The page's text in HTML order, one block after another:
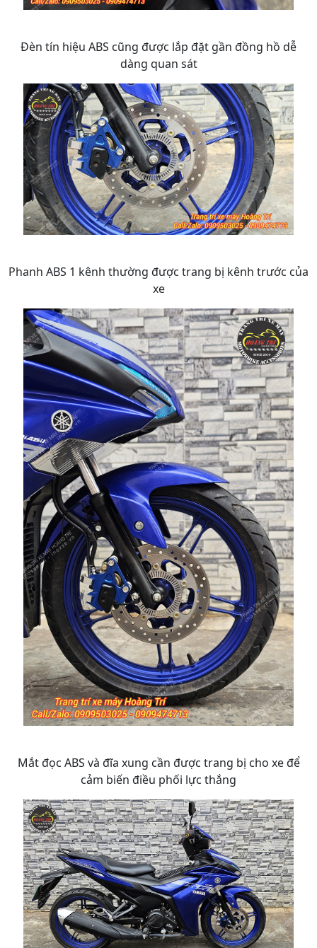
Đèn tín hiệu ABS cũng được lắp đặt gần đồng hồ dễ
dàng quan sát
Phanh ABS 1 kênh thường được trang bị kênh trước của
xe
Mắt đọc ABS và đĩa xung cần được trang bị cho xe để
cảm biến điều phối lực thắng